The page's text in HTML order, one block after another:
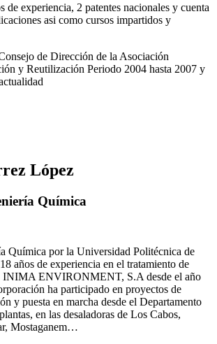
de experiencia, 2 patentes nacionales y cuenta
asi como cursos impartidos y
de Dirección de la Asociación
y Reutilización Periodo 2004 hasta 2007 y
López
Química
Química por la Universidad Politécnica de
años de experiencia en el tratamiento de
INIMA ENVIRONMENT, S.A desde el año
ha participado en proyectos de
y puesta en marcha desde el Departamento
en las desaladoras de Los Cabos,
Mostaganem…